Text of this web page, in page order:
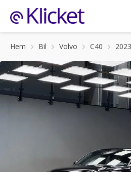
Hem Bil Volvo C40 2023